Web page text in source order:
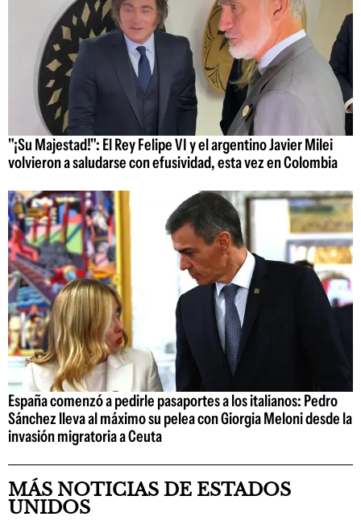
"¡Su Majestad!": El Rey Felipe VI y el argentino Javier Milei
volvieron a saludarse con efusividad, esta vez en Colombia
España comenzó a pedirle pasaportes a los italianos: Pedro
Sánchez lleva al máximo su pelea con Giorgia Meloni desde la
invasión migratoria a Ceuta
MÁS NOTICIAS DE ESTADOS
UNIDOS